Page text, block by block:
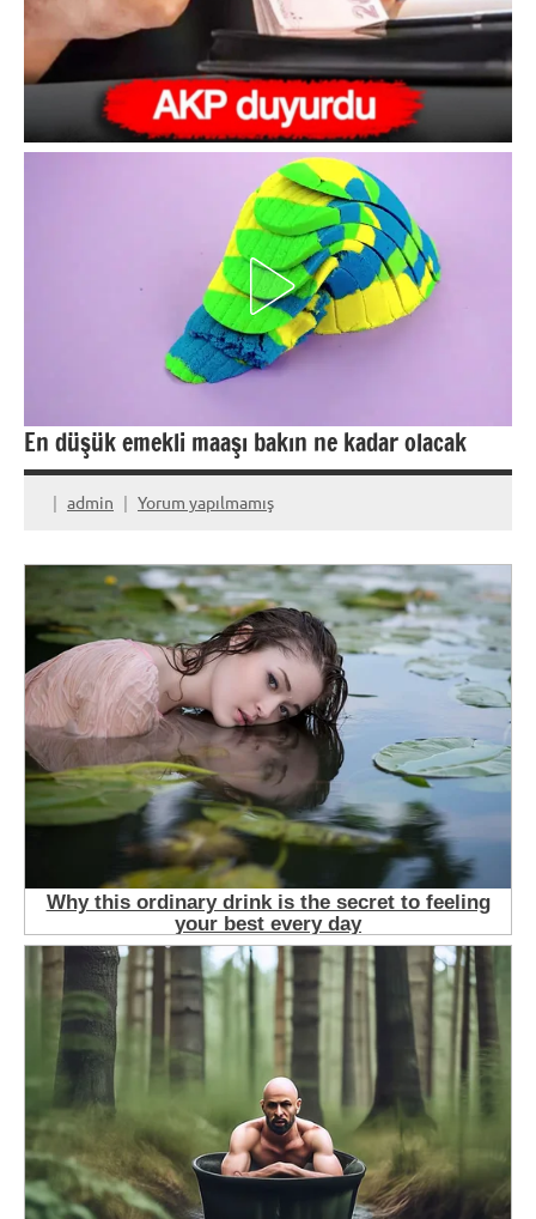
En düşük emekli maaşı bakın ne kadar olacak
admin Yorum yapılmamış